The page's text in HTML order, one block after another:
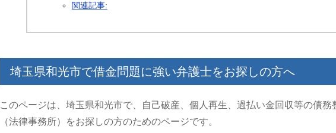
関連記事:
埼玉県和光市で借金問題に強い弁護士をお探しの方へ
このページは、埼玉県和光市で、自己破産、個人再生、過払い金回収等の債務
（法律事務所）をお探しの方のためのページです。